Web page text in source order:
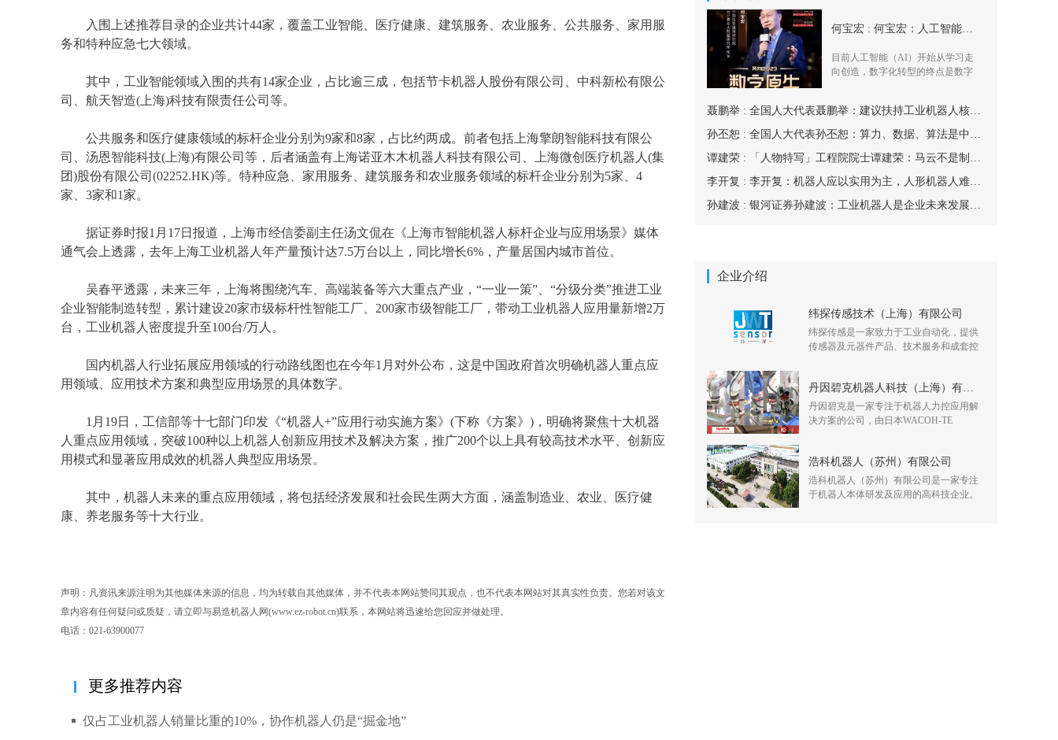
入围上述推荐目录的企业共计44家，覆盖工业智能、医疗健康、建筑服务、农业服务、公共服务、家用服
务和特种应急七大领域。
其中，工业智能领域入围的共有14家企业，占比逾三成，包括节卡机器人股份有限公司、中科新松有限公
司、航天智造(上海)科技有限责任公司等。
公共服务和医疗健康领域的标杆企业分别为9家和8家，占比约两成。前者包括上海擎朗智能科技有限公
司、汤恩智能科技(上海)有限公司等，后者涵盖有上海诺亚木木机器人科技有限公司、上海微创医疗机器人(集
团)股份有限公司(02252.HK)等。特种应急、家用服务、建筑服务和农业服务领域的标杆企业分别为5家、4
家、3家和1家。
据证券时报1月17日报道，上海市经信委副主任汤文侃在《上海市智能机器人标杆企业与应用场景》媒体
通气会上透露，去年上海工业机器人 年产量预计达7.5万台以上，同比增长6%，产量居国内城市首位。
吴春平透露，未来三年，上海将围绕汽车、高端装备等六大重点产业，“一业一策”、“分级分类”推进工业
企业智能制造转型，累计建设20家市级标杆性智能工厂、200家市级智能工厂，带动工业机器人应用量新增2万
台，工业机器人密度提升至100台/万人。
国内机器人行业拓展应用领域的行动路线图也在今年1月对外公布，这是中国政府首次明确机器人重点应
用领域、应用技术方案和典型应用场景的具体数字。
1月19日，工信部等十七部门印发《“机器人+”应用行动实施方案》(下称《方案》)，明确将聚焦十大机器
人重点应用领域，突破100种以上机器人创新应用技术及解决方案，推广200个以上具有较高技术水平、创新应
用模式和显著应用成效的机器人典型应用场景。
其中，机器人未来的重点应用领域，将包括经济发展和社会民生两大方面，涵盖制造业、农业、医疗健
康、养老服务等十大行业。
声明：凡资讯来源注明为其他媒体来源的信息，均为转载自其他媒体，并不代表本网站赞同其观点，也不代表本网站对其真实性负责。您若对该文
章内容有任何疑问或质疑，请立即与易造机器人网(www.ez-robot.cn)联系，本网站将迅速给您回应并做处理。
电话：021-63900077
更多推荐内容
仅占工业机器人销量比重的10%，协作机器人仍是“掘金地”
何宝宏 : 何宝宏：人工智能开始从学习走向创造
目前人工智能（AI）开始从学习走
向创造，数字化转型的终点是数字
聂鹏举 : 全国人大代表聂鹏举：建议扶持工业机器人核心零部件产业
孙丕恕 : 全国人大代表孙丕恕：算力、数据、算法是中国“新基建”的基础支撑
谭建荣 : 「人物特写」工程院院士谭建荣：马云不是制造业的杀手，工业机器人也不是救命良药
李开复 : 李开复：机器人应以实用为主，人形机器人难以盛行于世
孙建波 : 银河证券孙建波：工业机器人是企业未来发展布局的重中之重
企业介绍
纬探传感技术（上海）有限公司
纬探传感是一家致力于工业自动化，提供
传感器及元器件产品、技术服务和成套控
丹因碧克机器人科技（上海）有限公司
丹因碧克是一家专注于机器人力控应用解
决方案的公司，由日本WACOH-TE
浩科机器人（苏州）有限公司
浩科机器人（苏州）有限公司是一家专注
于机器人本体研发及应用的高科技企业。